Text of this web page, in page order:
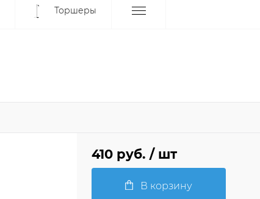
Торшеры
410 руб. / шт
В корзину